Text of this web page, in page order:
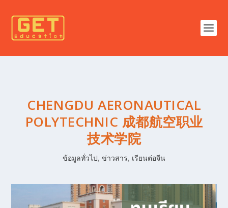
CHENGDU AERONAUTICAL
POLYTECHNIC 成都航空职业
技术学院
ข้อมูลทั่วไป, ข่าวสาร, เรียนต่อจีน